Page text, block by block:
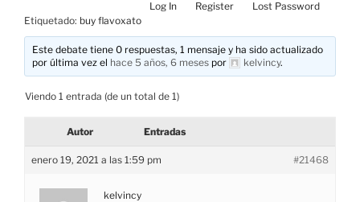
Log In Register
Lost Password
Etiquetado: buy flavoxato
Este debate tiene 0 respuestas, 1 mensaje y ha sido actualizado
por última vez el hace 5 años, 6 meses por kelvincy.
Viendo 1 entrada (de un total de 1)
Autor Entradas
enero 19, 2021 a las 1:59 pm #21468
kelvincy